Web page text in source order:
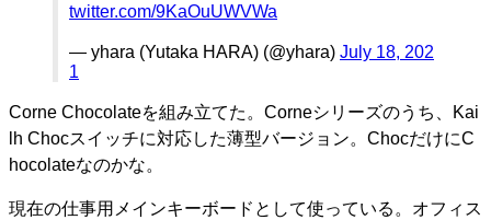
twitter.com/9KaOuUWVWa
— yhara (Yutaka HARA) (@yhara) July 18, 202
1
Corne Chocolateを組み立てた。Corneシリーズのうち、Kai
lh Chocスイッチに対応した薄型バージョン。ChocだけにC
hocolateなのかな。
現在の仕事用メインキーボードとして使っている。オフィス